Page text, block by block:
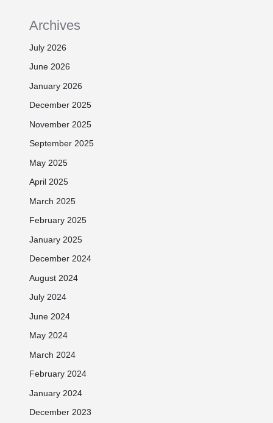
Archives
July 2026
June 2026
January 2026
December 2025
November 2025
September 2025
May 2025
April 2025
March 2025
February 2025
January 2025
December 2024
August 2024
July 2024
June 2024
May 2024
March 2024
February 2024
January 2024
December 2023